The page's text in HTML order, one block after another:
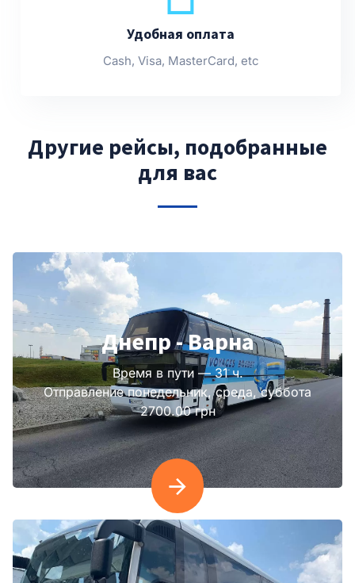
Удобная оплата
Cash, Visa, MasterCard, etc
Другие рейсы, подобранные
для вас
Днепр - Варна
Время в пути — 31 ч.
Отправление понедельник, среда, суббота
2700.00 грн